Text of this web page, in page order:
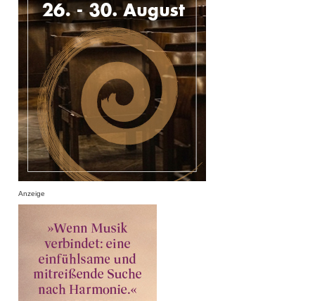
Anzeige